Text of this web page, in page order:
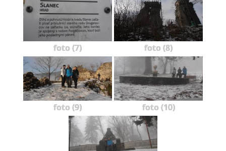
foto (7) foto (8)
foto (9) foto (10)